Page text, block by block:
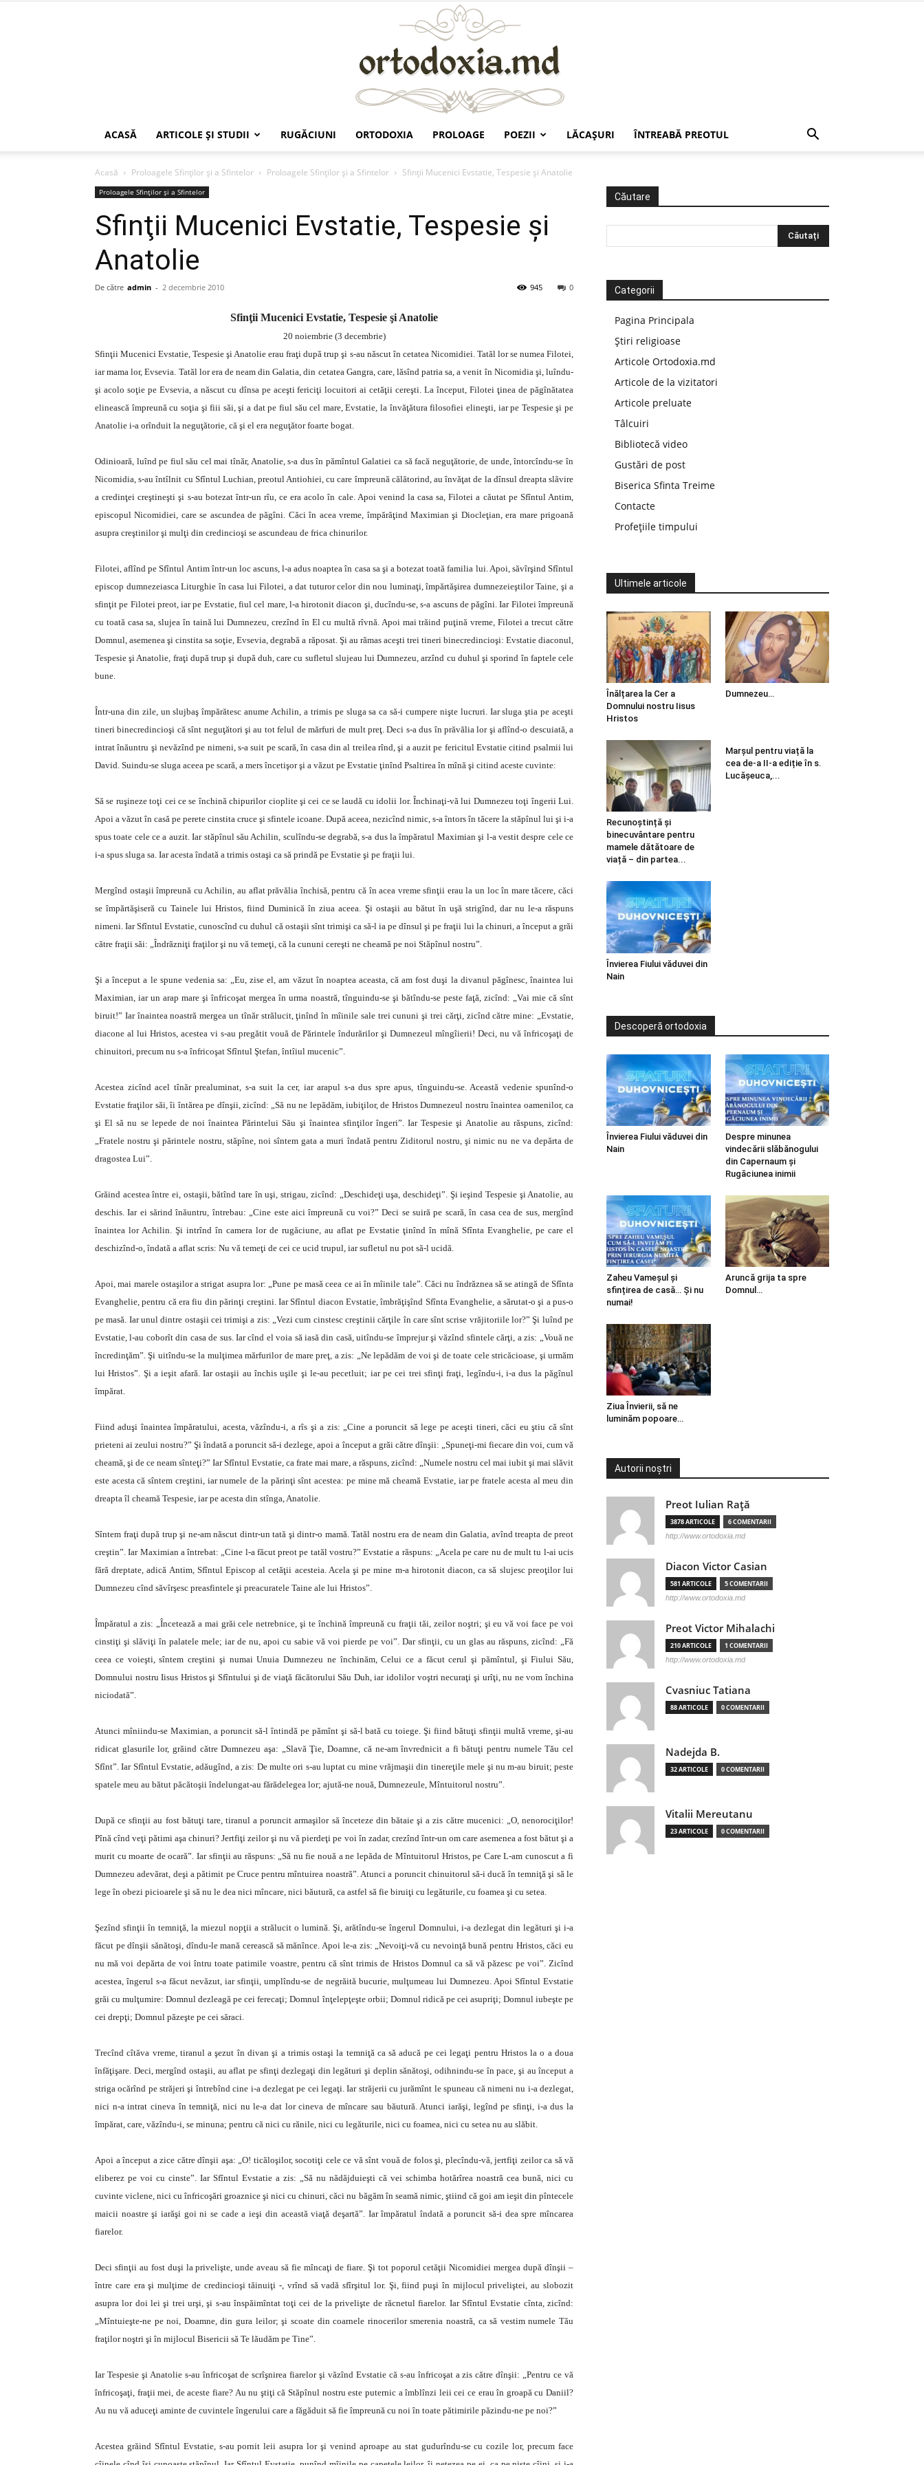
ACASĂ ARTICOLE ŞI STUDII RUGĂCIUNI ORTODOXIA PROLOAGE POEZII LĂCAŞURI ÎNTREABĂ PREOTUL
Acasă Proloagele Sfinților și a Sfintelor Proloagele Sfinților și a Sfintelor Sfinţii Mucenici Evstatie, Tespesie şi Anatolie
Proloagele Sfinților și a Sfintelor
Sfinţii Mucenici Evstatie, Tespesie şi
Anatolie
De către admin - 2 decembrie 2010 0
945
Sfinţii Mucenici Evstatie, Tespesie şi Anatolie
20 noiembrie (3 decembrie)
Sfinţii Mucenici Evstatie, Tespesie şi Anatolie erau fraţi după trup şi s-au născut în cetatea Nicomidiei. Tatăl lor se numea Filotei,
iar mama lor, Evsevia. Tatăl lor era de neam din Galatia, din cetatea Gangra, care, lăsînd patria sa, a venit în Nicomidia şi, luîndu-
şi acolo soţie pe Evsevia, a născut cu dînsa pe aceşti fericiţi locuitori ai cetăţii cereşti. La început, Filotei ţinea de păgînătatea
elinească împreună cu soţia şi fiii săi, şi a dat pe fiul său cel mare, Evstatie, la învăţătura filosofiei elineşti, iar pe Tespesie şi pe
Anatolie i-a orînduit la neguţătorie, că şi el era neguţător foarte bogat.
Odinioară, luînd pe fiul său cel mai tînăr, Anatolie, s-a dus în pămîntul Galatiei ca să facă neguţătorie, de unde, întorcîndu-se în
Nicomidia, s-au întîlnit cu Sfîntul Luchian, preotul Antiohiei, cu care împreună călătorind, au învăţat de la dînsul dreapta slăvire
a credinţei creştineşti şi s-au botezat într-un rîu, ce era acolo în cale. Apoi venind la casa sa, Filotei a căutat pe Sfîntul Antim,
episcopul Nicomidiei, care se ascundea de păgîni. Căci în acea vreme, împărăţind Maximian şi Diocleţian, era mare prigoană
asupra creştinilor şi mulţi din credincioşi se ascundeau de frica chinurilor.
Filotei, aflînd pe Sfîntul Antim într-un loc ascuns, l-a adus noaptea în casa sa şi a botezat toată familia lui. Apoi, săvîrşind Sfîntul
episcop dumnezeiasca Liturghie în casa lui Filotei, a dat tuturor celor din nou luminaţi, împărtăşirea dumnezeieştilor Taine, şi a
sfinţit pe Filotei preot, iar pe Evstatie, fiul cel mare, l-a hirotonit diacon şi, ducîndu-se, s-a ascuns de păgîni. Iar Filotei împreună
cu toată casa sa, slujea în taină lui Dumnezeu, crezînd în El cu multă rîvnă. Apoi mai trăind puţină vreme, Filotei a trecut către
Domnul, asemenea şi cinstita sa soţie, Evsevia, degrabă a răposat. Şi au rămas aceşti trei tineri binecredincioşi: Evstatie diaconul,
Tespesie şi Anatolie, fraţi după trup şi după duh, care cu sufletul slujeau lui Dumnezeu, arzînd cu duhul şi sporind în faptele cele
bune.
Într-una din zile, un slujbaş împărătesc anume Achilin, a trimis pe sluga sa ca să-i cumpere nişte lucruri. Iar sluga ştia pe aceşti
tineri binecredincioşi că sînt neguţători şi au tot felul de mărfuri de mult preţ. Deci s-a dus în prăvălia lor şi aflînd-o descuiată, a
intrat înăuntru şi nevăzînd pe nimeni, s-a suit pe scară, în casa din al treilea rînd, şi a auzit pe fericitul Evstatie citind psalmii lui
David. Suindu-se sluga aceea pe scară, a mers încetişor şi a văzut pe Evstatie ţinînd Psaltirea în mînă şi citind aceste cuvinte:
Să se ruşineze toţi cei ce se închină chipurilor cioplite şi cei ce se laudă cu idolii lor. Închinaţi-vă lui Dumnezeu toţi îngerii Lui.
Apoi a văzut în casă pe perete cinstita cruce şi sfintele icoane. După aceea, nezicînd nimic, s-a întors în tăcere la stăpînul lui şi i-a
spus toate cele ce a auzit. Iar stăpînul său Achilin, sculîndu-se degrabă, s-a dus la împăratul Maximian şi l-a vestit despre cele ce
i-a spus sluga sa. Iar acesta îndată a trimis ostaşi ca să prindă pe Evstatie şi pe fraţii lui.
Mergînd ostaşii împreună cu Achilin, au aflat prăvălia închisă, pentru că în acea vreme sfinţii erau la un loc în mare tăcere, căci
se împărtăşiseră cu Tainele lui Hristos, fiind Duminică în ziua aceea. Şi ostaşii au bătut în uşă strigînd, dar nu le-a răspuns
nimeni. Iar Sfîntul Evstatie, cunoscînd cu duhul că ostaşii sînt trimişi ca să-l ia pe dînsul şi pe fraţii lui la chinuri, a început a grăi
către fraţii săi: „Îndrăzniţi fraţilor şi nu vă temeţi, că la cununi cereşti ne cheamă pe noi Stăpînul nostru”.
Şi a început a le spune vedenia sa: „Eu, zise el, am văzut în noaptea aceasta, că am fost duşi la divanul păgînesc, înaintea lui
Maximian, iar un arap mare şi înfricoşat mergea în urma noastră, tînguindu-se şi bătîndu-se peste faţă, zicînd: „Vai mie că sînt
biruit!” Iar înaintea noastră mergea un tînăr strălucit, ţinînd în mîinile sale trei cununi şi trei cărţi, zicînd către mine: „Evstatie,
diacone al lui Hristos, acestea vi s-au pregătit vouă de Părintele îndurărilor şi Dumnezeul mîngîierii! Deci, nu vă înfricoşaţi de
chinuitori, precum nu s-a înfricoşat Sfîntul Ştefan, întîiul mucenic”.
Acestea zicînd acel tînăr prealuminat, s-a suit la cer, iar arapul s-a dus spre apus, tînguindu-se. Această vedenie spunînd-o
Evstatie fraţilor săi, îi întărea pe dînşii, zicînd: „Să nu ne lepădăm, iubiţilor, de Hristos Dumnezeul nostru înaintea oamenilor, ca
şi El să nu se lepede de noi înaintea Părintelui Său şi înaintea sfinţilor îngeri”. Iar Tespesie şi Anatolie au răspuns, zicînd:
„Fratele nostru şi părintele nostru, stăpîne, noi sîntem gata a muri îndată pentru Ziditorul nostru, şi nimic nu ne va depărta de
dragostea Lui”.
Grăind acestea între ei, ostaşii, bătînd tare în uşi, strigau, zicînd: „Deschideţi uşa, deschideţi”. Şi ieşind Tespesie şi Anatolie, au
deschis. Iar ei sărind înăuntru, întrebau: „Cine este aici împreună cu voi?” Deci se suiră pe scară, în casa cea de sus, mergînd
înaintea lor Achilin. Şi intrînd în camera lor de rugăciune, au aflat pe Evstatie ţinînd în mînă Sfînta Evanghelie, pe care el
deschizînd-o, îndată a aflat scris: Nu vă temeţi de cei ce ucid trupul, iar sufletul nu pot să-l ucidă.
Apoi, mai marele ostaşilor a strigat asupra lor: „Pune pe masă ceea ce ai în mîinile tale”. Căci nu îndrăznea să se atingă de Sfînta
Evanghelie, pentru că era fiu din părinţi creştini. Iar Sfîntul diacon Evstatie, îmbrăţişînd Sfînta Evanghelie, a sărutat-o şi a pus-o
pe masă. Iar unul dintre ostaşii cei trimişi a zis: „Vezi cum cinstesc creştinii cărţile în care sînt scrise vrăjitoriile lor?” Şi luînd pe
Evstatie, l-au coborît din casa de sus. Iar cînd el voia să iasă din casă, uitîndu-se împrejur şi văzînd sfintele cărţi, a zis: „Vouă ne
încredinţăm”. Şi uitîndu-se la mulţimea mărfurilor de mare preţ, a zis: „Ne lepădăm de voi şi de toate cele stricăcioase, şi urmăm
lui Hristos”. Şi a ieşit afară. Iar ostaşii au închis uşile şi le-au pecetluit; iar pe cei trei sfinţi fraţi, legîndu-i, i-a dus la păgînul
împărat.
Fiind aduşi înaintea împăratului, acesta, văzîndu-i, a rîs şi a zis: „Cine a poruncit să lege pe aceşti tineri, căci eu ştiu că sînt
prieteni ai zeului nostru?” Şi îndată a poruncit să-i dezlege, apoi a început a grăi către dînşii: „Spuneţi-mi fiecare din voi, cum vă
cheamă, şi de ce neam sînteţi?” Iar Sfîntul Evstatie, ca frate mai mare, a răspuns, zicînd: „Numele nostru cel mai iubit şi mai slăvit
este acesta că sîntem creştini, iar numele de la părinţi sînt acestea: pe mine mă cheamă Evstatie, iar pe fratele acesta al meu din
dreapta îl cheamă Tespesie, iar pe acesta din stînga, Anatolie.
Sîntem fraţi după trup şi ne-am născut dintr-un tată şi dintr-o mamă. Tatăl nostru era de neam din Galatia, avînd treapta de preot
creştin”. Iar Maximian a întrebat: „Cine l-a făcut preot pe tatăl vostru?” Evstatie a răspuns: „Acela pe care nu de mult tu l-ai ucis
fără dreptate, adică Antim, Sfîntul Episcop al cetăţii acesteia. Acela şi pe mine m-a hirotonit diacon, ca să slujesc preoţilor lui
Dumnezeu cînd săvîrşesc preasfintele şi preacuratele Taine ale lui Hristos”.
Împăratul a zis: „Încetează a mai grăi cele netrebnice, şi te închină împreună cu fraţii tăi, zeilor noştri; şi eu vă voi face pe voi
cinstiţi şi slăviţi în palatele mele; iar de nu, apoi cu sabie vă voi pierde pe voi”. Dar sfinţii, cu un glas au răspuns, zicînd: „Fă
ceea ce voieşti, sîntem creştini şi numai Unuia Dumnezeu ne închinăm, Celui ce a făcut cerul şi pămîntul, şi Fiului Său,
Domnului nostru Iisus Hristos şi Sfîntului şi de viaţă făcătorului Său Duh, iar idolilor voştri necuraţi şi urîţi, nu ne vom închina
niciodată”.
Atunci mîniindu-se Maximian, a poruncit să-l întindă pe pămînt şi să-l bată cu toiege. Şi fiind bătuţi sfinţii multă vreme, şi-au
ridicat glasurile lor, grăind către Dumnezeu aşa: „Slavă Ţie, Doamne, că ne-am învrednicit a fi bătuţi pentru numele Tău cel
Sfînt”. Iar Sfîntul Evstatie, adăugînd, a zis: De multe ori s-au luptat cu mine vrăjmaşii din tinereţile mele şi nu m-au biruit; peste
spatele meu au bătut păcătoşii îndelungat-au fărădelegea lor; ajută-ne nouă, Dumnezeule, Mîntuitorul nostru”.
După ce sfinţii au fost bătuţi tare, tiranul a poruncit armaşilor să înceteze din bătaie şi a zis către mucenici: „O, nenorociţilor!
Pînă cînd veţi pătimi aşa chinuri? Jertfiţi zeilor şi nu vă pierdeţi pe voi în zadar, crezînd într-un om care asemenea a fost bătut şi a
murit cu moarte de ocară”. Iar sfinţii au răspuns: „Să nu fie nouă a ne lepăda de Mîntuitorul Hristos, pe Care L-am cunoscut a fi
Dumnezeu adevărat, deşi a pătimit pe Cruce pentru mîntuirea noastră”. Atunci a poruncit chinuitorul să-i ducă în temniţă şi să le
lege în obezi picioarele şi să nu le dea nici mîncare, nici băutură, ca astfel să fie biruiţi cu legăturile, cu foamea şi cu setea.
Şezînd sfinţii în temniţă, la miezul nopţii a strălucit o lumină. Şi, arătîndu-se îngerul Domnului, i-a dezlegat din legături şi i-a
făcut pe dînşii sănătoşi, dîndu-le mană cerească să mănînce. Apoi le-a zis: „Nevoiţi-vă cu nevoinţă bună pentru Hristos, căci eu
nu mă voi depărta de voi întru toate patimile voastre, pentru că sînt trimis de Hristos Domnul ca să vă păzesc pe voi”. Zicînd
acestea, îngerul s-a făcut nevăzut, iar sfinţii, umplîndu-se de negrăită bucurie, mulţumeau lui Dumnezeu. Apoi Sfîntul Evstatie
grăi cu mulţumire: Domnul dezleagă pe cei ferecaţi; Domnul înţelepţeşte orbii; Domnul ridică pe cei asupriţi; Domnul iubeşte pe
cei drepţi; Domnul păzeşte pe cei săraci.
Trecînd cîtăva vreme, tiranul a şezut în divan şi a trimis ostaşi la temniţă ca să aducă pe cei legaţi pentru Hristos la o a doua
înfăţişare. Deci, mergînd ostaşii, au aflat pe sfinţi dezlegaţi din legături şi deplin sănătoşi, odihnindu-se în pace, şi au început a
striga ocărînd pe străjeri şi întrebînd cine i-a dezlegat pe cei legaţi. Iar străjerii cu jurămînt le spuneau că nimeni nu i-a dezlegat,
nici n-a intrat cineva în temniţă, nici nu le-a dat lor cineva de mîncare sau băutură. Atunci iarăşi, legînd pe sfinţi, i-a dus la
împărat, care, văzîndu-i, se minuna; pentru că nici cu rănile, nici cu legăturile, nici cu foamea, nici cu setea nu au slăbit.
Apoi a început a zice către dînşii aşa: „O! ticăloşilor, socotiţi cele ce vă sînt vouă de folos şi, plecîndu-vă, jertfiţi zeilor ca să vă
eliberez pe voi cu cinste”. Iar Sfîntul Evstatie a zis: „Să nu nădăjduieşti că vei schimba hotărîrea noastră cea bună, nici cu
cuvinte viclene, nici cu înfricoşări groaznice şi nici cu chinuri, căci nu băgăm în seamă nimic, ştiind că goi am ieşit din pîntecele
maicii noastre şi iarăşi goi ni se cade a ieşi din această viaţă deşartă”. Iar împăratul îndată a poruncit să-i dea spre mîncarea
fiarelor.
Deci sfinţii au fost duşi la privelişte, unde aveau să fie mîncaţi de fiare. Şi tot poporul cetăţii Nicomidiei mergea după dînşii –
între care era şi mulţime de credincioşi tăinuiţi -, vrînd să vadă sfîrşitul lor. Şi, fiind puşi în mijlocul priveliştei, au slobozit
asupra lor doi lei şi trei urşi, şi s-au înspăimîntat toţi cei de la privelişte de răcnetul fiarelor. Iar Sfîntul Evstatie cînta, zicînd:
„Mîntuieşte-ne pe noi, Doamne, din gura leilor; şi scoate din coarnele rinocerilor smerenia noastră, ca să vestim numele Tău
fraţilor noştri şi în mijlocul Bisericii să Te lăudăm pe Tine”.
Iar Tespesie şi Anatolie s-au înfricoşat de scrîşnirea fiarelor şi văzînd Evstatie că s-au înfricoşat a zis către dînşii: „Pentru ce vă
înfricoşaţi, fraţii mei, de aceste fiare? Au nu ştiţi că Stăpînul nostru este puternic a îmblînzi leii cei ce erau în groapă cu Daniil?
Au nu vă aduceţi aminte de cuvintele îngerului care a făgăduit să fie împreună cu noi în toate pătimirile păzindu-ne pe noi?”
Acestea grăind Sfîntul Evstatie, s-au pornit leii asupra lor şi venind aproape au stat gudurîndu-se cu cozile lor, precum face
Căutare
Categorii
Pagina Principala
Știri religioase
Articole Ortodoxia.md
Articole de la vizitatori
Articole preluate
Tâlcuiri
Bibliotecă video
Gustări de post
Biserica Sfinta Treime
Contacte
Profețiile timpului
Ultimele articole
Înălțarea la Cer a
Domnului nostru Iisus
Hristos
Dumnezeu…
Recunoștință și
binecuvântare pentru
mamele dătătoare de
viață – din partea...
Marșul pentru viață la
cea de-a II-a ediție în s.
Lucășeuca,...
Învierea Fiului văduvei din
Nain
Descoperă ortodoxia
Învierea Fiului văduvei din
Nain
Despre minunea
vindecării slăbănogului
din Capernaum și
Rugăciunea inimii
Zaheu Vameșul și
sfințirea de casă… Și nu
numai!
Aruncă grija ta spre
Domnul…
Ziua Învierii, să ne
luminăm popoare…
Autorii noștri
Preot Iulian Raţă
3878 ARTICOLE 6 COMENTARII
http://www.ortodoxia.md
Diacon Victor Casian
581 ARTICOLE 5 COMENTARII
http://www.ortodoxia.md
Preot Victor Mihalachi
210 ARTICOLE 1 COMENTARII
http://www.ortodoxia.md
Cvasniuc Tatiana
88 ARTICOLE 0 COMENTARII
Nadejda B.
32 ARTICOLE 0 COMENTARII
Vitalii Mereutanu
23 ARTICOLE 0 COMENTARII